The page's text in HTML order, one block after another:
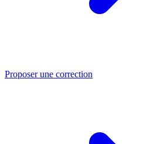
Proposer une correction